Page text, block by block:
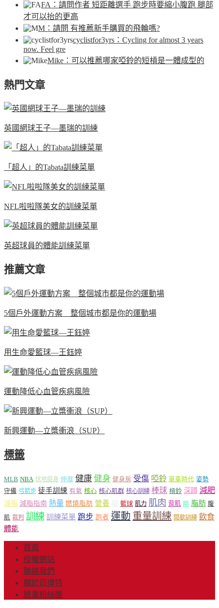
FA ：請問作者 短距離選手 跑步時要縮小腹跑 腿部
才可以抬的更高
M ：請問 有推薦新手購買的飛輪嗎?
cyclistfor3yrs ：Cycling for almost 3 years
now. Feel gre
Mike ：可以推薦哪家啞鈴的短槓是一體成型的
熱門文章
英國網球王子—墨瑞的訓練
「超人」的Tabata訓練菜單
NFL啦啦隊美女的訓練菜單
英超球員的體能訓練菜單
推薦文章
5個戶外運動方案 整個城市都是你的運動場
用生命愛籃球—王鈺婷
運動降低心血管疾病風險
新興運動—立槳衝浪（SUP）
標籤
MLB NBA 伏地挺身 伸展 健康 健身 健身房 受傷 啞鈴 單車時代 姿勢
守備 弓箭步 徒手訓練 有氧 核心 核心肌群 核心訓練 棒球 槓鈴 深蹲 減肥
減脂 減脂指南 熱量 燃燒脂肪 營養 瘦 籃球 肌力 肌肉 背肌 胖 脂肪 腹
肌 裁判 訓練 訓練菜單 跑步 跑者 運動 重量訓練 間歇訓練 飲食
體能
首頁
授權網站
聯絡我們
關於司博特
臉書粉絲團